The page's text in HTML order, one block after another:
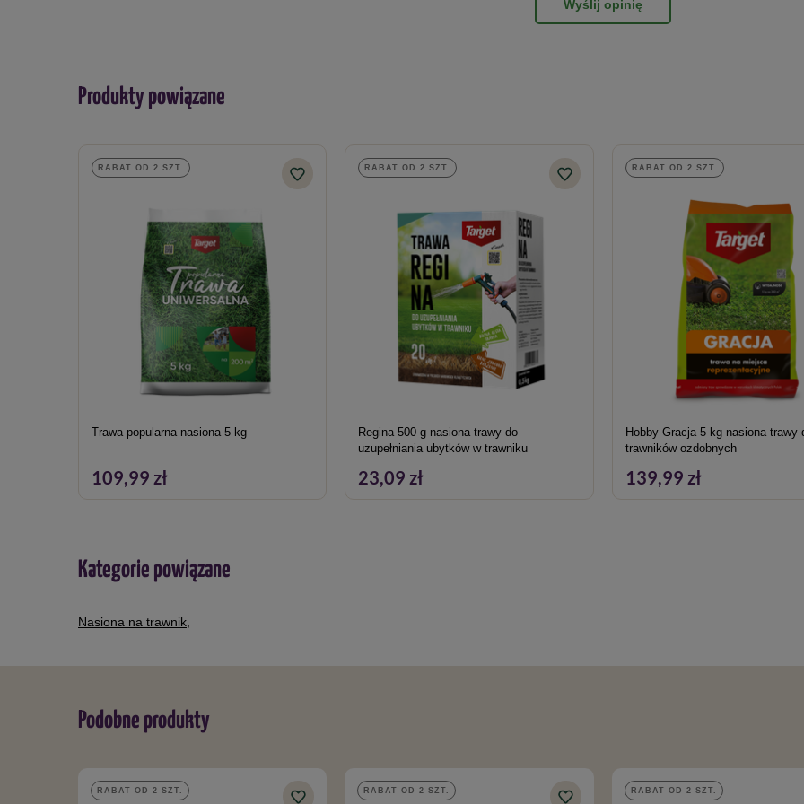
Wyślij opinię
Produkty powiązane
RABAT OD 2 SZT.
Trawa popularna nasiona 5 kg
109,99 zł
RABAT OD 2 SZT.
Regina 500 g nasiona trawy do
uzupełniania ubytków w trawniku
23,09 zł
RABAT OD 2 SZT.
Hobby Gracja 5 kg nasiona trawy
trawników ozdobnych
139,99 zł
Kategorie powiązane
Nasiona na trawnik
Podobne produkty
RABAT OD 2 SZT. RABAT OD 2 SZT. RABAT OD 2 SZT.